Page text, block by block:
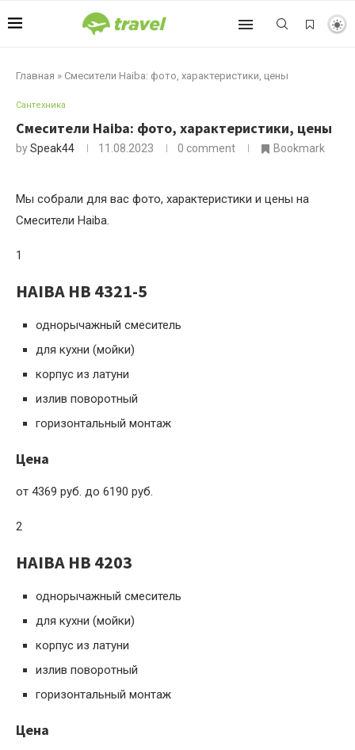
Главная » Смесители Haiba: фото, характеристики, цены
Сантехника
Смесители Haiba: фото, характеристики, цены
bySpeak44 11.08.2023 0 comment Bookmark
Мы собрали для вас фото, характеристики и цены на
Смесители Haiba.
1
HAIBA HB 4321-5
однорычажный смеситель
для кухни (мойки)
корпус из латуни
излив поворотный
горизонтальный монтаж
Цена
от 4369 руб. до 6190 руб.
2
HAIBA HB 4203
однорычажный смеситель
для кухни (мойки)
корпус из латуни
излив поворотный
горизонтальный монтаж
Цена